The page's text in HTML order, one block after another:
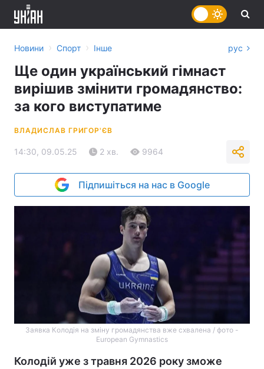
Новини › Спорт › Інше рус
Ще один український гімнаст
вирішив змінити громадянство:
за кого виступатиме
ВЛАДИСЛАВ ГРИГОР'ЄВ
14:30, 09.05.25 2 хв. 9964
Підпишіться на нас в Google
Заявка Колодія на зміну громадянства вже схвалена / фото -
European Gymnastics
Колодій уже з травня 2026 року зможе